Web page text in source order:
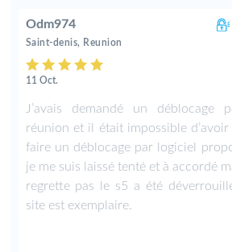
Odm974
Saint-denis, Reunion
11 Oct.
J’avais demandé un déblocage
réunion et il était impossible
faire un déblocage par logiciel
je me suis laissé tenté et à accordé
regrette pas le s5 a été
site est exemplaire.